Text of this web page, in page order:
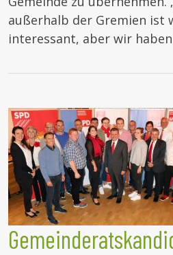
außerhalb der Gremien ist
interessant, aber wir haben